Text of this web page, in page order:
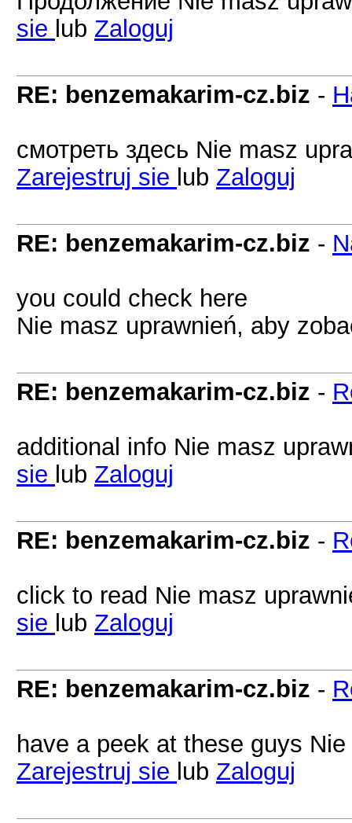
sie lub Zaloguj
RE: benzemakarim-cz.biz -
смотреть здесь Nie masz
Zarejestruj sie lub Zaloguj
RE: benzemakarim-cz.biz -
you could check here
Nie masz uprawnień, aby
RE: benzemakarim-cz.biz -
additional info Nie masz
sie lub Zaloguj
RE: benzemakarim-cz.biz -
click to read Nie masz
sie lub Zaloguj
RE: benzemakarim-cz.biz -
have a peek at these guys
Zarejestruj sie lub Zaloguj